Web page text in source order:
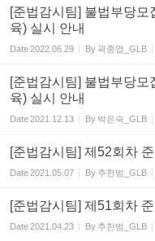
[준법감시팀] 불법부당
육) 실시 안내
Date2022.06.29 By 곽종엽_GLB
[준법감시팀] 불법부당
육) 실시 안내
Date2021.12.13 By 박은숙_GLB
[준법감시팀] 제52회차
Date2021.05.07 By 추한범_GLB
[준법감시팀] 제51회차
Date2021.04.23 By 추한범_GLB